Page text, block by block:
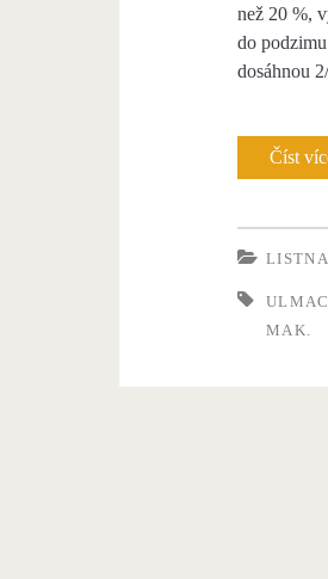
než 20 %,
do
dosáhnou
Číst
MAK.